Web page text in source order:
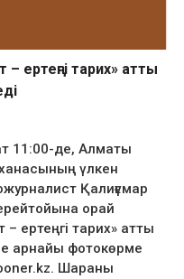
ертеңгі тарих» атты
11:00-де, Алматы
үлкен
Қалиғұмар
орай
– ертеңгі тарих» атты
арнайы фотокөрме
Шараны